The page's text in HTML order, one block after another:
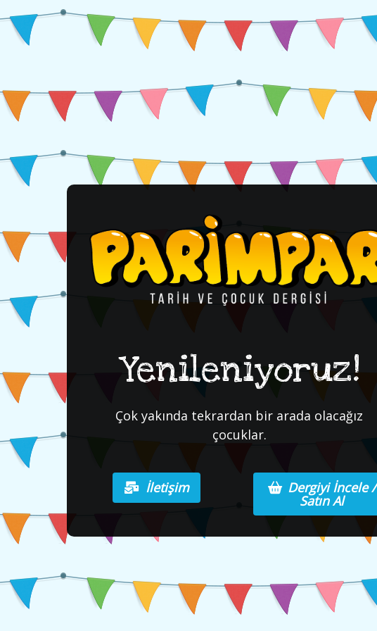
Yenileniyoruz!
Çok yakında tekrardan bir arada olacağız
çocuklar.
İletişim Dergiyi İncele /
Satın Al